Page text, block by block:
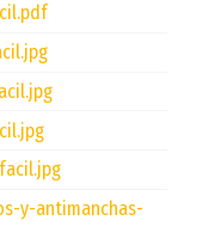
y-antimanchas-